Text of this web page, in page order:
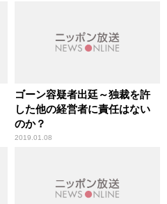
ゴーン容疑者出廷～独裁を許
した他の経営者に責任はない
のか？
2019.01.08